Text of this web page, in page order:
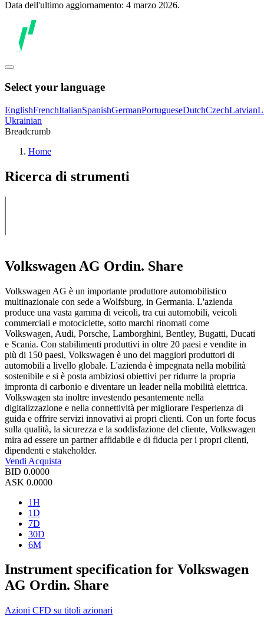
Data dell'ultimo aggiornamento: 4 marzo 2026.
Select your language
EnglishFrenchItalianSpanishGermanPortugueseDutchCzechLatvian
Ukrainian
Breadcrumb
Home
Ricerca di strumenti
Volkswagen AG Ordin. Share
Volkswagen AG è un importante produttore automobilistico
multinazionale con sede a Wolfsburg, in Germania. L'azienda
produce una vasta gamma di veicoli, tra cui automobili, veicoli
commerciali e motociclette, sotto marchi rinomati come
Volkswagen, Audi, Porsche, Lamborghini, Bentley, Bugatti, Ducati
e Scania. Con stabilimenti produttivi in oltre 20 paesi e vendite in
più di 150 paesi, Volkswagen è uno dei maggiori produttori di
automobili a livello globale. L'azienda è impegnata nella mobilità
sostenibile e si è posta ambiziosi obiettivi per ridurre la propria
impronta di carbonio e diventare un leader nella mobilità elettrica.
Volkswagen sta inoltre investendo pesantemente nella
digitalizzazione e nella connettività per migliorare l'esperienza di
guida e offrire servizi innovativi ai propri clienti. Con un forte focus
sulla qualità, la sicurezza e la soddisfazione del cliente, Volkswagen
mira ad essere un partner affidabile e di fiducia per i propri clienti,
dipendenti e stakeholder.
Vendi Acquista
BID 0.0000
ASK 0.0000
1H
1D
7D
30D
6M
Instrument specification for Volkswagen
AG Ordin. Share
Azioni CFD su titoli azionari